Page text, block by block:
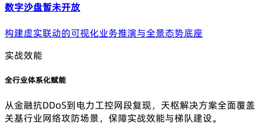
数字沙盘暂未开放
构建虚实联动的可视化业务推演与全景态势底座
实战效能
全行业体系化赋能
从金融抗DDoS到电力工控网段复现，天枢解决方案全面覆盖
关基行业网络攻防场景，保障实战效能与梯队建设。